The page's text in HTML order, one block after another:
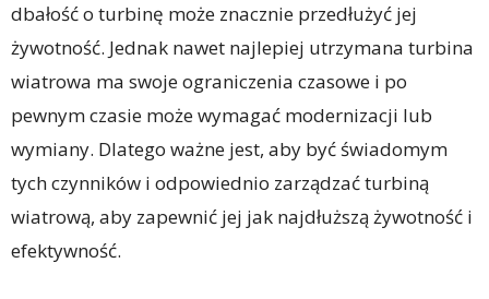
dbałość o turbinę może znacznie przedłużyć jej
żywotność. Jednak nawet najlepiej utrzymana turbina
wiatrowa ma swoje ograniczenia czasowe i po
pewnym czasie może wymagać modernizacji lub
wymiany. Dlatego ważne jest, aby być świadomym
tych czynników i odpowiednio zarządzać turbiną
wiatrową, aby zapewnić jej jak najdłuższą żywotność i
efektywność.